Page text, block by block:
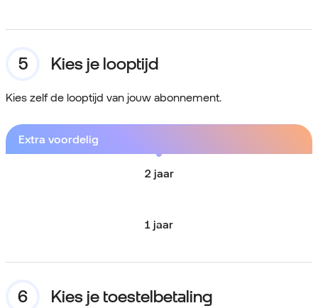
Kies je looptijd
Kies zelf de looptijd van jouw abonnement.
Extra voordelig
2 jaar
1 jaar
Kies je toestelbetaling